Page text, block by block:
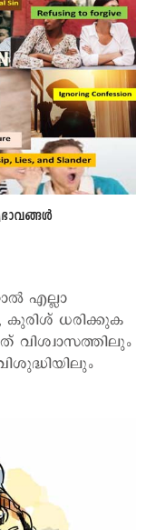
എല്ലാ
ധരിക്കുക
വിശ്വാസത്തിലും